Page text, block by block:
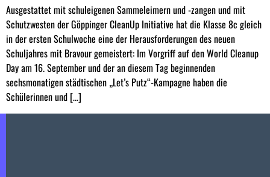
Ausgestattet mit schuleigenen Sammeleimern und -zangen und mit
Schutzwesten der Göppinger CleanUp Initiative hat die Klasse 8c gleich
in der ersten Schulwoche eine der Herausforderungen des neuen
Schuljahres mit Bravour gemeistert: Im Vorgriff auf den World Cleanup
Day am 16. September und der an diesem Tag beginnenden
sechsmonatigen städtischen „Let’s Putz“-Kampagne haben die
Schülerinnen und […]